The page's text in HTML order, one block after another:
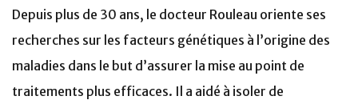
Depuis plus de 30 ans, le docteur Rouleau oriente ses
recherches sur les facteurs génétiques à l’origine des
maladies dans le but d’assurer la mise au point de
traitements plus efficaces. Il a aidé à isoler de